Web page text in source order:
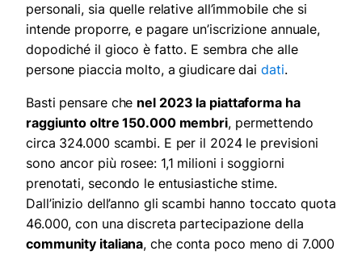
personali, sia quelle relative all’immobile che si
intende proporre, e pagare un’iscrizione annuale,
dopodiché il gioco è fatto. E sembra che alle
persone piaccia molto, a giudicare dai dati.
Basti pensare che nel 2023 la piattaforma ha
raggiunto oltre 150.000 membri, permettendo
circa 324.000 scambi. E per il 2024 le previsioni
sono ancor più rosee: 1,1 milioni i soggiorni
prenotati, secondo le entusiastiche stime.
Dall’inizio dell’anno gli scambi hanno toccato quota
46.000, con una discreta partecipazione della
community italiana, che conta poco meno di 7.000